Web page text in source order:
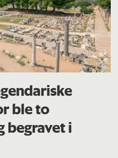
ble to
begravet i